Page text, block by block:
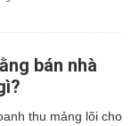
bán nhà
thu mảng lõi cho